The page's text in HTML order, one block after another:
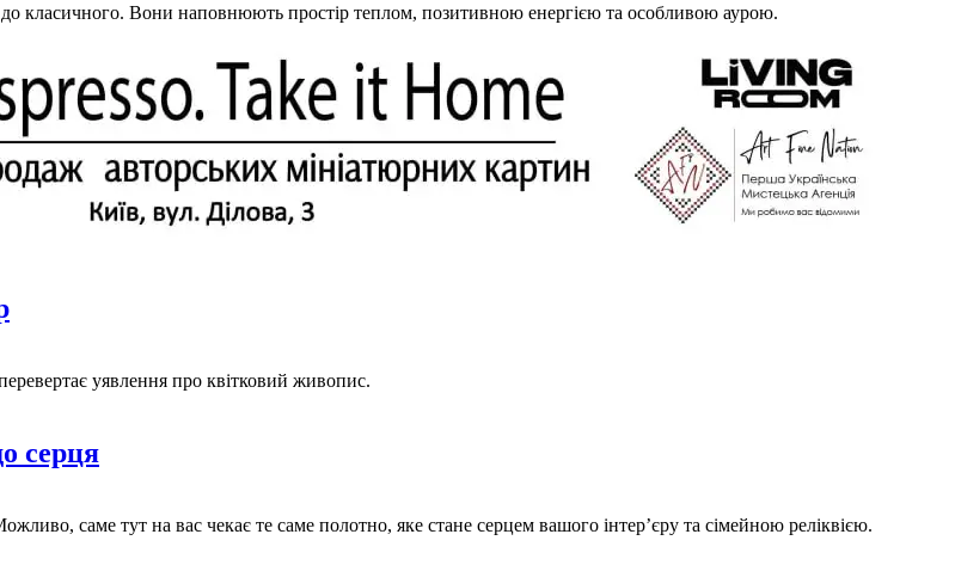
до класичного. Вони наповнюють простір теплом, позитивною енергією та особливою аурою.
уявлення про квітковий живопис.
серця
саме тут на вас чекає те саме полотно, яке стане серцем вашого інтер’єру та сімейною реліквією.